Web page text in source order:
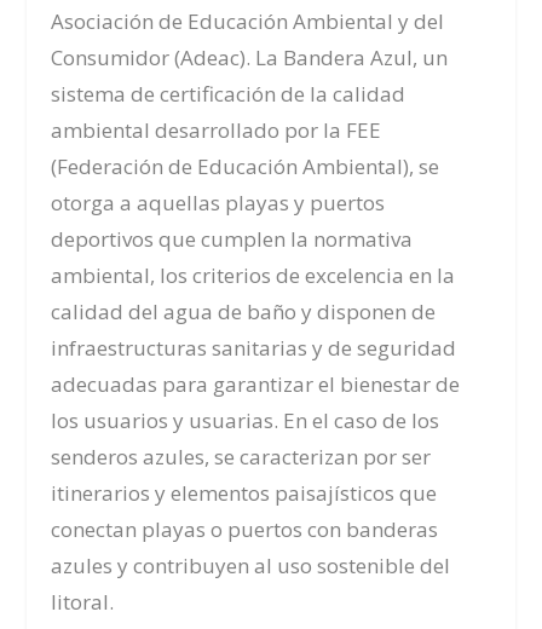
Asociación de Educación Ambiental y del
Consumidor (Adeac). La Bandera Azul, un
sistema de certificación de la calidad
ambiental desarrollado por la FEE
(Federación de Educación Ambiental), se
otorga a aquellas playas y puertos
deportivos que cumplen la normativa
ambiental, los criterios de excelencia en la
calidad del agua de baño y disponen de
infraestructuras sanitarias y de seguridad
adecuadas para garantizar el bienestar de
los usuarios y usuarias. En el caso de los
senderos azules, se caracterizan por ser
itinerarios y elementos paisajísticos que
conectan playas o puertos con banderas
azules y contribuyen al uso sostenible del
litoral.